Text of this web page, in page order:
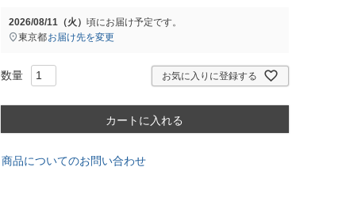
2026/08/11（火） 頃にお届け予定です。
東京都お届け先を変更
お気に入りに登録する
カートに入れる
商品についてのお問い合わせ